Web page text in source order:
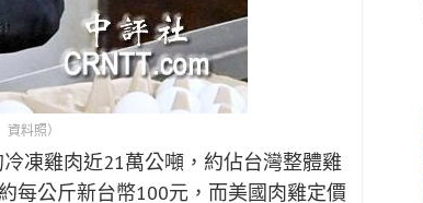
料照）
凍雞肉近21萬公噸，約佔台灣整體雞
每公斤新台幣100元，而美國肉雞定價